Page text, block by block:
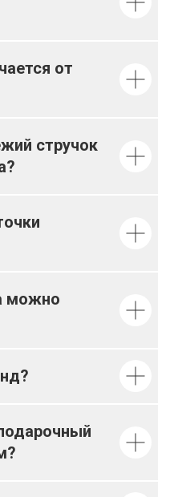
от
стручок
можно